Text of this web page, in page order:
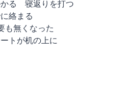
かる 寝返りを打つ
絡まる
も無くなった
トが机の上に